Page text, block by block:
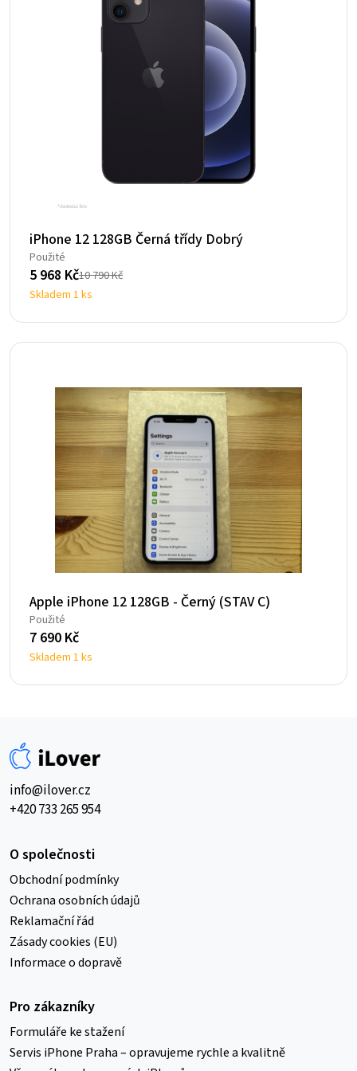
iPhone 12 128GB Černá třídy Dobrý
Použité
10 790Kč
Původní
cena
byla:
10
5 968 Kč
Aktuální
cena
je:
5
Skladem 1 ks
Apple iPhone 12 128GB - Černý (STAV C)
Použité
7 690 Kč
Skladem 1 ks
info@ilover.cz
+420 733 265 954
O společnosti
Obchodní podmínky
Ochrana osobních údajů
Reklamační řád
Zásady cookies (EU)
Informace o dopravě
Pro zákazníky
Formuláře ke stažení
Servis iPhone Praha – opravujeme rychle a kvalitně